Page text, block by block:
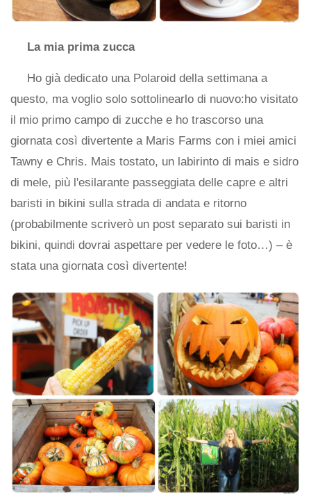
La mia prima zucca
Ho già dedicato una Polaroid della settimana a
questo, ma voglio solo sottolinearlo di nuovo:ho visitato
il mio primo campo di zucche e ho trascorso una
giornata così divertente a Maris Farms con i miei amici
Tawny e Chris. Mais tostato, un labirinto di mais e sidro
di mele, più l'esilarante passeggiata delle capre e altri
baristi in bikini sulla strada di andata e ritorno
(probabilmente scriverò un post separato sui baristi in
bikini, quindi dovrai aspettare per vedere le foto…) – è
stata una giornata così divertente!